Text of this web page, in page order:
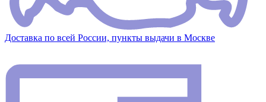
Доставка по всей России, пункты выдачи в Москве